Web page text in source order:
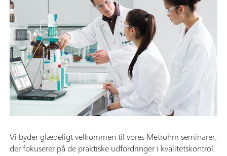
Vi byder glædeligt velkommen til vores Metrohm seminarer,
der fokuserer på de praktiske udfordringer i kvalitetskontrol.